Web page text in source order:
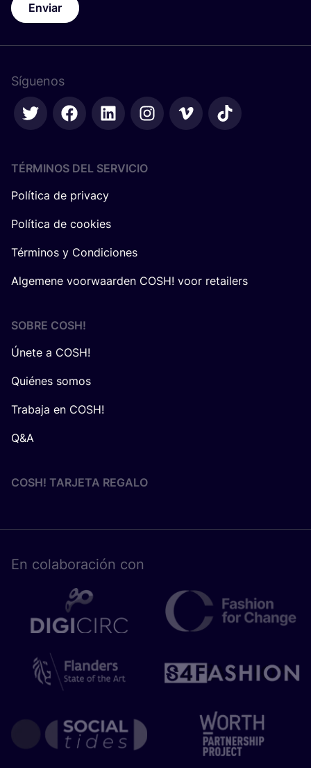
Enviar
Síguenos
TÉRMINOS DEL SERVICIO
Política de privacy
Política de cookies
Términos y Condiciones
Algemene voorwaarden COSH! voor retailers
SOBRE COSH!
Únete a COSH!
Quiénes somos
Trabaja en COSH!
Q&A
COSH! TARJETA REGALO
En cola­bo­ra­ción con